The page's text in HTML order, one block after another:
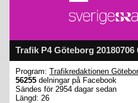
Trafik P4 Göteborg 20180706
Program: Trafikredaktionen
56255 delningar på Facebook
Sändes för 2954 dagar sedan
Längd: 26